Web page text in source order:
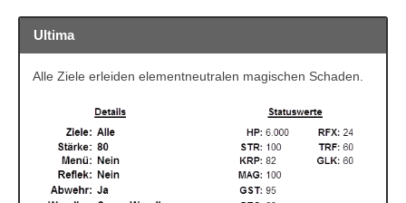
Ultima
Alle Ziele erleiden elementneutralen magischen Schaden.